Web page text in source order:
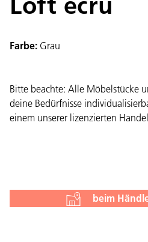
Farbe: Grau
Bitte beachte: Alle Möbelstücke
deine Bedürfnisse
einem unserer lizenzierten
beim